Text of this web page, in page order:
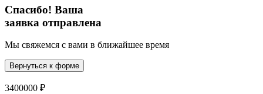
Спасибо! Ваша
заявка отправлена
Мы свяжемся с вами в ближайшее время
Вернуться к форме
3400000 ₽